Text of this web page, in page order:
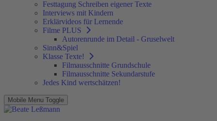
Festtagung Schreiben eigener Texte
Interviews mit Kindern
Erklärvideos für Lernende
Filme PLUS
Autorenrunde im Detail - Gruselwelt
Sinn&Spiel
Klasse Texte!
Filmausschnitte Grundschule
Filmausschnitte Sekundarstufe
Jedes Kind wertschätzen!
Mobile Menu Toggle